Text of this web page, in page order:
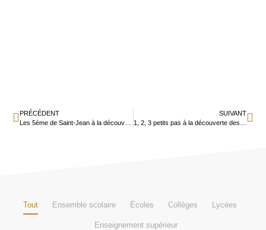
PRÉCÉDENT
Les 5ème de Saint-Jean à la découverte du golf
SUIVANT
Tout Ensemble scolaire Écoles Collèges Lycées
Enseignement supérieur